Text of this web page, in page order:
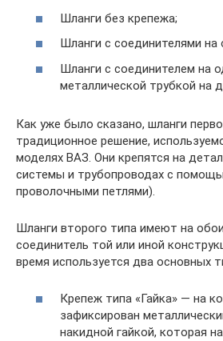
Шланги без крепежа;
Шланги с соединителями на
Шланги с соединителем на
металлической трубкой на
Как уже было сказано, шланги
традиционное решение,
моделях ВАЗ. Они крепятся на
системы и трубопроводах с
проволочными петлями).
Шланги второго типа имеют на
соединитель той или иной
время используется два основных
Крепеж типа «Гайка» — на
зафиксирован
накидной гайкой, которая